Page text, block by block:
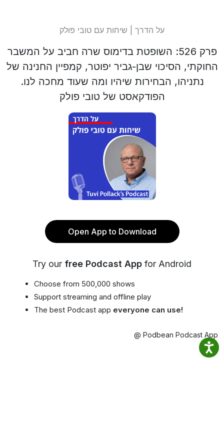
על הדרך | שיחות עם טובי פולק
פרק 526: השופטת בדימוס שרה חביב על המשבר
החוקתי, הסיכוי שבן-גביר יפוטר, קמפיין החנינה של
נתניהו, הבחירות שיהיו ומה שעוד מחכה לנו.
הפודקאסט של טובי פולק
Open App to Download
Try our free Podcast App for Android
Choose from 500,000 shows
Support streaming and offline play
The best Podcast app everyone can use!
@ Podbean Podcast App